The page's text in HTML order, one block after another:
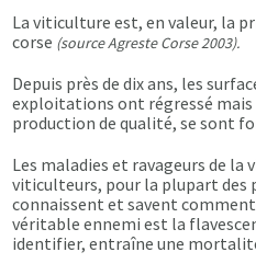
La viticulture est, en valeur, la
corse (source Agreste Corse 2003).
Depuis près de dix ans, les
exploitations ont régressé mais
production de qualité, se sont
Les maladies et ravageurs de
viticulteurs, pour la plupart des
connaissent et savent
véritable ennemi est la
identifier, entraîne une